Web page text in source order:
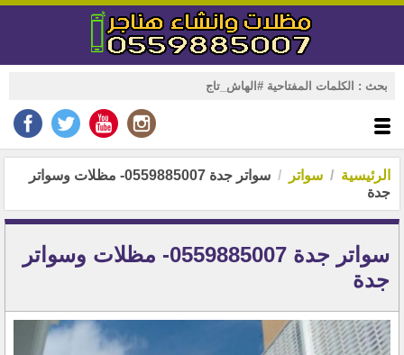
الرئيسية سواتر
سواتر جدة 0559885007- مظلات وسواتر
جدة
سواتر جدة 0559885007- مظلات وسواتر
جدة